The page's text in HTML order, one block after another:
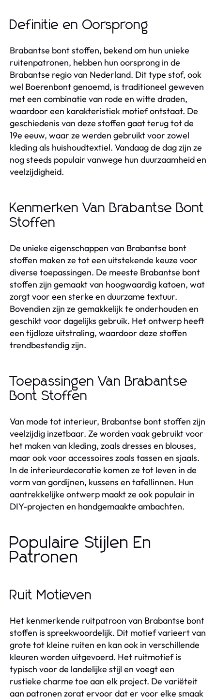
Definitie en Oorsprong
Brabantse bont stoffen, bekend om hun unieke
ruitenpatronen, hebben hun oorsprong in de
Brabantse regio van Nederland. Dit type stof, ook
wel Boerenbont genoemd, is traditioneel geweven
met een combinatie van rode en witte draden,
waardoor een karakteristiek motief ontstaat. De
geschiedenis van deze stoffen gaat terug tot de
19e eeuw, waar ze werden gebruikt voor zowel
kleding als huishoudtextiel. Vandaag de dag zijn ze
nog steeds populair vanwege hun duurzaamheid en
veelzijdigheid.
Kenmerken Van Brabantse Bont
Stoffen
De unieke eigenschappen van Brabantse bont
stoffen maken ze tot een uitstekende keuze voor
diverse toepassingen. De meeste Brabantse bont
stoffen zijn gemaakt van hoogwaardig katoen, wat
zorgt voor een sterke en duurzame textuur.
Bovendien zijn ze gemakkelijk te onderhouden en
geschikt voor dagelijks gebruik. Het ontwerp heeft
een tijdloze uitstraling, waardoor deze stoffen
trendbestendig zijn.
Toepassingen Van Brabantse
Bont Stoffen
Van mode tot interieur, Brabantse bont stoffen zijn
veelzijdig inzetbaar. Ze worden vaak gebruikt voor
het maken van kleding, zoals dresses en blouses,
maar ook voor accessoires zoals tassen en sjaals.
In de interieurdecoratie komen ze tot leven in de
vorm van gordijnen, kussens en tafellinnen. Hun
aantrekkelijke ontwerp maakt ze ook populair in
DIY-projecten en handgemaakte ambachten.
Populaire Stijlen En
Patronen
Ruit Motieven
Het kenmerkende ruitpatroon van Brabantse bont
stoffen is spreekwoordelijk. Dit motief varieert van
grote tot kleine ruiten en kan ook in verschillende
kleuren worden uitgevoerd. Het ruitmotief is
typisch voor de landelijke stijl en voegt een
rustieke charme toe aan elk project. De variëteit
aan patronen zorgt ervoor dat er voor elke smaak